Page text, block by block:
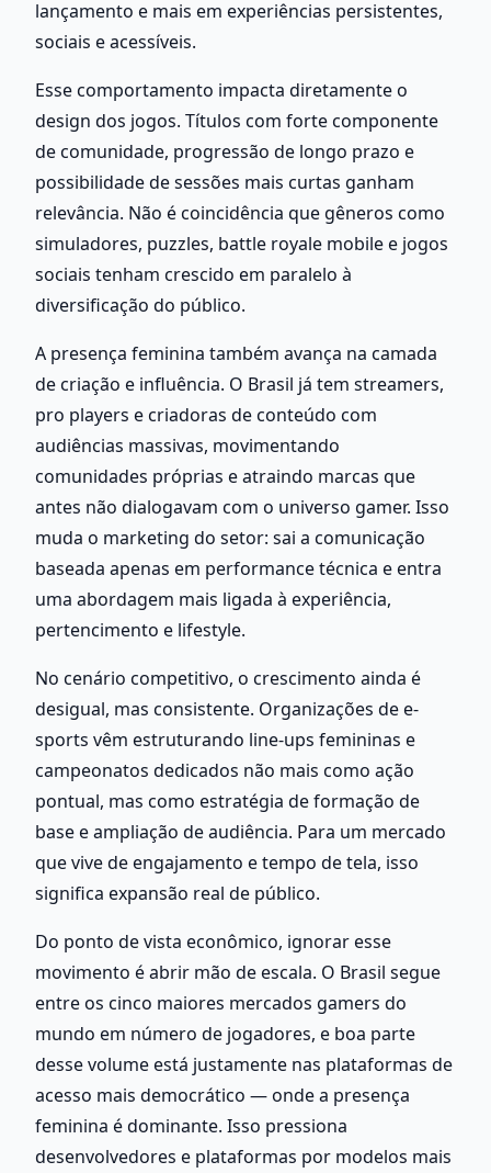
lançamento e mais em experiências persistentes,
sociais e acessíveis.
Esse comportamento impacta diretamente o
design dos jogos. Títulos com forte componente
de comunidade, progressão de longo prazo e
possibilidade de sessões mais curtas ganham
relevância. Não é coincidência que gêneros como
simuladores, puzzles, battle royale mobile e jogos
sociais tenham crescido em paralelo à
diversificação do público.
A presença feminina também avança na camada
de criação e influência. O Brasil já tem streamers,
pro players e criadoras de conteúdo com
audiências massivas, movimentando
comunidades próprias e atraindo marcas que
antes não dialogavam com o universo gamer. Isso
muda o marketing do setor: sai a comunicação
baseada apenas em performance técnica e entra
uma abordagem mais ligada à experiência,
pertencimento e lifestyle.
No cenário competitivo, o crescimento ainda é
desigual, mas consistente. Organizações de e-
sports vêm estruturando line-ups femininas e
campeonatos dedicados não mais como ação
pontual, mas como estratégia de formação de
base e ampliação de audiência. Para um mercado
que vive de engajamento e tempo de tela, isso
significa expansão real de público.
Do ponto de vista econômico, ignorar esse
movimento é abrir mão de escala. O Brasil segue
entre os cinco maiores mercados gamers do
mundo em número de jogadores, e boa parte
desse volume está justamente nas plataformas de
acesso mais democrático — onde a presença
feminina é dominante. Isso pressiona
desenvolvedores e plataformas por modelos mais